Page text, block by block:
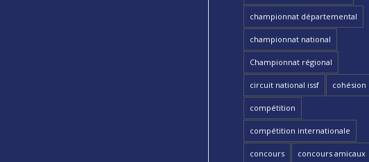
championnat départemental
championnat national
Championnat régional
circuit national issf cohésion
compétition
compétition internationale
concours concours amicaux